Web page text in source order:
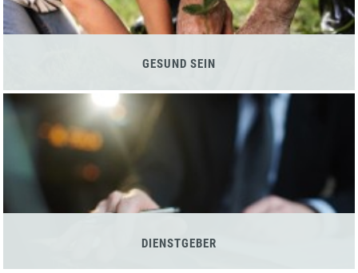
GESUND SEIN
DIENSTGEBER